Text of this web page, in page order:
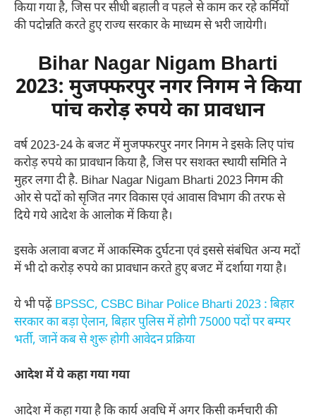
किया गया है, जिस पर सीधी बहाली व पहले से काम कर रहे कर्मियों
की पदोन्नति करते हुए राज्य सरकार के माध्यम से भरी जायेगी।
Bihar Nagar Nigam Bharti
2023: मुजफ्फरपुर नगर निगम ने किया
पांच करोड़ रुपये का प्रावधान
वर्ष 2023-24 के बजट में मुजफ्फरपुर नगर निगम ने इसके लिए पांच
करोड़ रुपये का प्रावधान किया है, जिस पर सशक्त स्थायी समिति ने
मुहर लगा दी है. Bihar Nagar Nigam Bharti 2023 निगम की
ओर से पदों को सृजित नगर विकास एवं आवास विभाग की तरफ से
दिये गये आदेश के आलोक में किया है।
इसके अलावा बजट में आकस्मिक दुर्घटना एवं इससे संबंधित अन्य मदों
में भी दो करोड़ रुपये का प्रावधान करते हुए बजट में दर्शाया गया है।
ये भी पढ़ें BPSSC, CSBC Bihar Police Bharti 2023 : बिहार
सरकार का बड़ा ऐलान, बिहार पुलिस में होगी 75000 पदों पर बम्पर
भर्ती, जानें कब से शुरू होगी आवेदन प्रक्रिया
आदेश में ये कहा गया गया
आदेश में कहा गया है कि कार्य अवधि में अगर किसी कर्मचारी की